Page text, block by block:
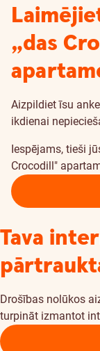
„das
Aizpildiet īsu
ikdienai
Iespējams, tieši
Crocodill"
Tava
Drošības nolūkos
turpināt izmantot